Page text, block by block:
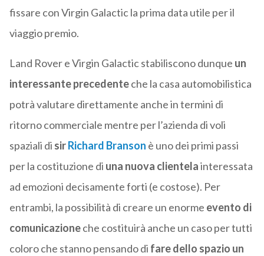
fissare con Virgin Galactic la prima data utile per il
viaggio premio.
Land Rover e Virgin Galactic stabiliscono dunque un
interessante precedenteche la casa automobilistica
potrà valutare direttamente anche in termini di
ritorno commerciale mentre per l’azienda di voli
spaziali di sirRichard Branson è uno dei primi passi
per la costituzione di una nuova clientelainteressata
ad emozioni decisamente forti (e costose). Per
entrambi, la possibilità di creare un enorme evento di
comunicazioneche costituirà anche un caso per tutti
coloro che stanno pensando di fare dello spazio un